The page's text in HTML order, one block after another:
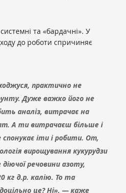
та «бардачні». У
до роботи спричиняє
практично не
Дуже важко його не
аналіз, витрачає на
А ти витрачаєш більше і
іти і робити. От,
вирощування кукурудзи
речовини азоту,
кг д.р. калію. То та
це? Ні», — каже